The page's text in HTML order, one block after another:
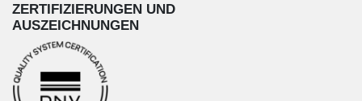
ZERTIFIZIERUNGEN UND
AUSZEICHNUNGEN